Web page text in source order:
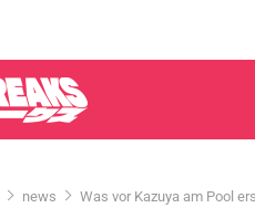
news Was vor Kazuya am Pool